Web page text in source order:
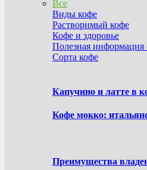
Все
Виды кофе
Растворимый кофе
Кофе и здоровье
Полезная информация
Сорта кофе
Капучино и латте в
Кофе мокко:
Преимущества